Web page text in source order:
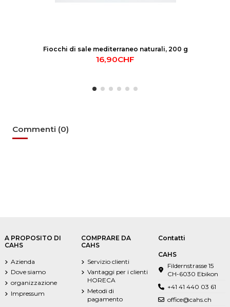
Fiocchi di sale mediterraneo naturali, 200 g
16,90CHF
Commenti (0)
A PROPOSITO DI
CAHS
Azienda
Dove siamo
organizzazione
Impressum
COMPRARE DA
CAHS
Servizio clienti
Vantaggi per i clienti
HORECA
Metodi di
pagamento
Contatti
CAHS
Fildernstrasse 15
CH-6030 Ebikon
+41 41 440 03 61
office@cahs.ch